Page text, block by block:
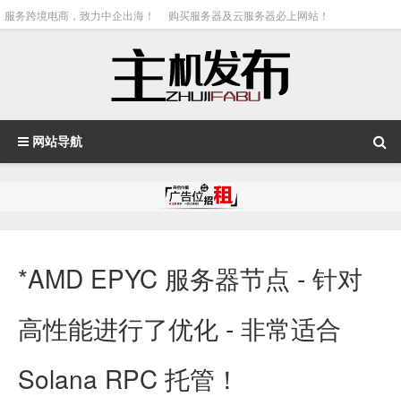
服务跨境电商，致力中企出海！ 购买服务器及云服务器必上网站！
网站导航
*AMD EPYC 服务器节点 - 针对
高性能进行了优化 - 非常适合
Solana RPC 托管！